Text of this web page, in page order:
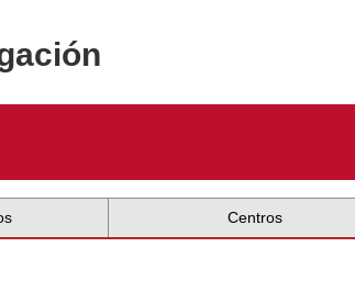
Centros